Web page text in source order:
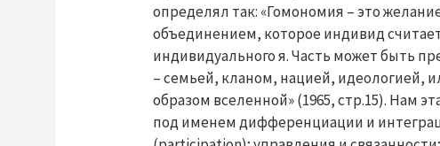
определял так: «Гомономия – это
объединением, которое индивид
индивидуального я. Часть может быть
– семьей, кланом, нацией, идеологией,
образом вселенной» (1965, стр.15). Нам
под именем дифференциации и